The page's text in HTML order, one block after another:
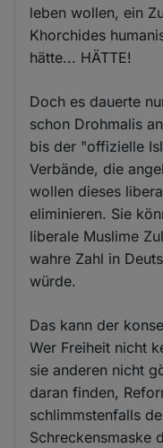
leben wollen, ein
Khorchides
hätte... HÄTTE!
Doch es dauerte
schon Drohmalis
bis der "offizielle
Verbände, die
wollen dieses
eliminieren. Sie
liberale Muslime
wahre Zahl in
würde.
Das kann der
Wer Freiheit nicht
sie anderen nicht
daran finden,
schlimmstenfalls
Schreckensmaske